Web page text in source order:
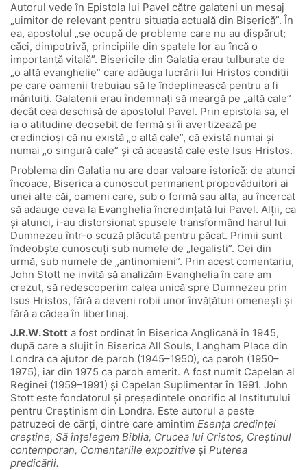
Autorul vede în Epistola lui Pavel către galateni un mesaj
„uimitor de relevant pentru situația actuală din Biserică”. În
ea, apostolul „se ocupă de probleme care nu au dispărut;
căci, dimpotrivă, principiile din spatele lor au încă o
importanță vitală”. Bisericile din Galatia erau tulburate de
„o altă evanghelie” care adăuga lucrării lui Hristos condiții
pe care oamenii trebuiau să le îndeplinească pentru a fi
mântuiți. Galatenii erau îndemnați să meargă pe „altă cale”
decât cea deschisă de apostolul Pavel. Prin epistola sa, el
ia o atitudine deosebit de fermă și îi avertizează pe
credincioși că nu există „o altă cale”, că există numai și
numai „o singură cale” și că această cale este Isus Hristos.
Problema din Galatia nu are doar valoare istorică: de atunci
încoace, Biserica a cunoscut permanent propovăduitori ai
unei alte căi, oameni care, sub o formă sau alta, au încercat
să adauge ceva la Evanghelia încredințată lui Pavel. Alții, ca
și atunci, i-au distorsionat spusele transformând harul lui
Dumnezeu într-o scuză plăcută pentru păcat. Primii sunt
îndeobște cunoscuți sub numele de „legaliști”. Cei din
urmă, sub numele de „antinomieni”. Prin acest comentariu,
John Stott ne invită să analizăm Evanghelia în care am
crezut, să redescoperim calea unică spre Dumnezeu prin
Isus Hristos, fără a deveni robii unor învățături omenești și
fără a cădea în libertinaj.
J.R.W. Stott a fost ordinat în Biserica Anglicană în 1945,
după care a slujit în Biserica All Souls, Langham Place din
Londra ca ajutor de paroh (1945–1950), ca paroh (1950–
1975), iar din 1975 ca paroh emerit. A fost numit Capelan al
Reginei (1959–1991) și Capelan Suplimentar în 1991. John
Stott este fondatorul și președintele onorific al Institutului
pentru Creștinism din Londra. Este autorul a peste
patruzeci de cărți, dintre care amintim Esența credinței
creștine, Să înțelegem Biblia, Crucea lui Cristos, Creștinul
contemporan, Comentariile expozitive și Puterea
predicării.